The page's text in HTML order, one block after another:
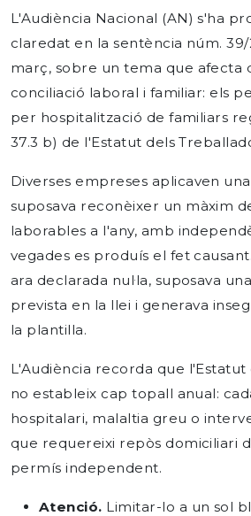
L'Audiència Nacional (AN) s'ha
claredat en la sentència núm.
març, sobre un tema que afecta
conciliació laboral i familiar: els
per hospitalització de familiars
37.3 b) de l'Estatut dels
Diverses empreses aplicaven
suposava reconèixer un màxim
laborables a l'any, amb
vegades es produís el fet
ara declarada nul·la, suposava
prevista en la llei i generava
la plantilla.
L'Audiència recorda que
no estableix cap topall anual:
hospitalari, malaltia greu o
que requereixi repòs domiciliari
permís independent.
Atenció. Limitar-lo a un sol